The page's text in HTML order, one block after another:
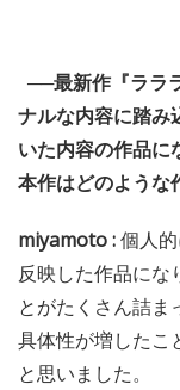
──最新作『ララ
ナルな内容に踏み
いた内容の作品に
本作はどのような
miyamoto :個人
反映した作品にな
とがたくさん詰ま
具体性が増したこ
と思いました。